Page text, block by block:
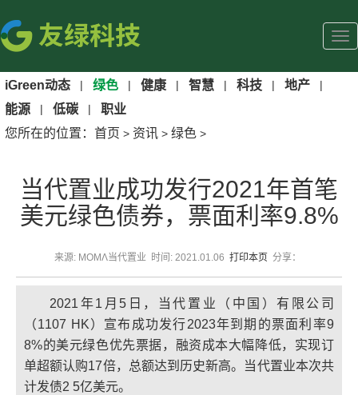
iGreen动态 | 绿色 | 健康 | 智慧 | 科技 | 地产 |
能源 | 低碳 |
职业
您所在的位置： 首页 > 资讯 > 绿色 >
当代置业成功发行2021年首笔
美元绿色债券，票面利率9.8%
来源: MOMΛ当代置业 时间: 2021.01.06 打印本页分享：
2021年1月5日，当代置业（中国）有限公司
（1107 HK）宣布成功发行2023年到期的票面利率9
8%的美元绿色优先票据，融资成本大幅降低，实现订
单超额认购17倍，总额达到历史新高。当代置业本次共
计发债2 5亿美元。